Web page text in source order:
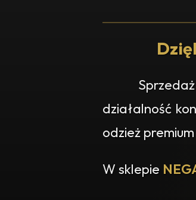
działalność
odzież
W sklepie